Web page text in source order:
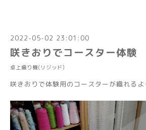
2022-05-02 23:01:00
咲きおりでコースター体験
卓上織り機(リジッド)
咲きおりで体験用のコースターが織れるよ